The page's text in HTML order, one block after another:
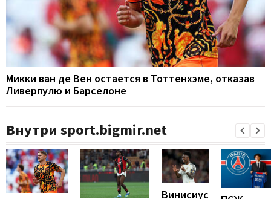
Микки ван де Вен остается в Тоттенхэме, отказав
Ливерпулю и Барселоне
Внутри sport.bigmir.net
Винисиус